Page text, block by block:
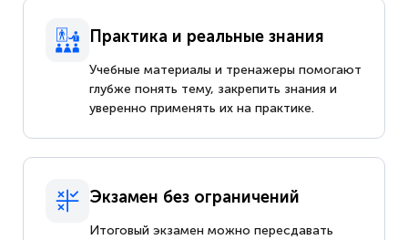
Практика и реальные знания
Учебные материалы и тренажеры помогают
глубже понять тему, закрепить знания и
уверенно применять их на практике.
Экзамен без ограничений
Итоговый экзамен можно пересдавать